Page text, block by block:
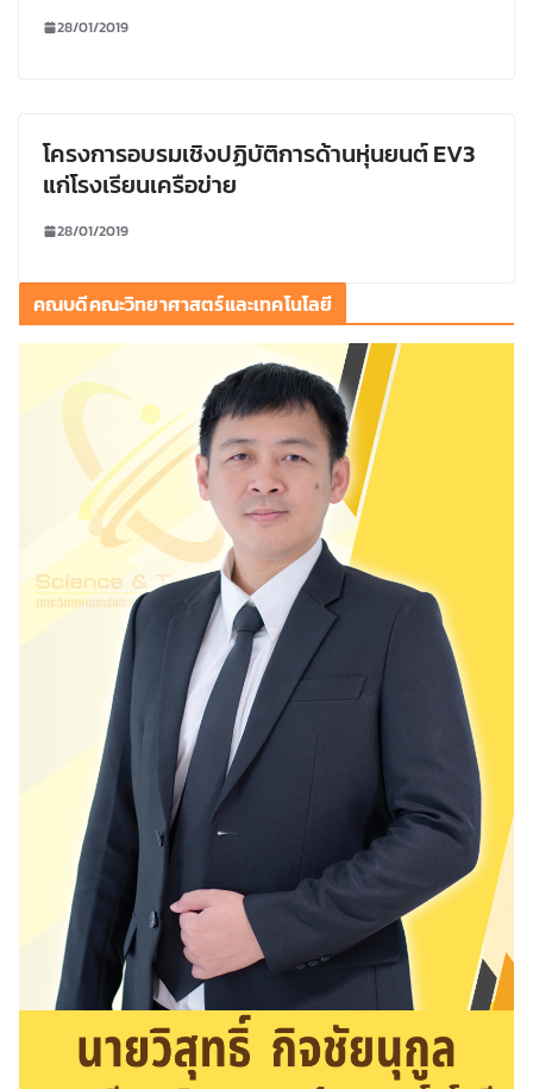
28/01/2019
โครงการอบรมเชิงปฏิบัติการด้านหุ่นยนต์ EV3
แก่โรงเรียนเครือข่าย
28/01/2019
คณบดีคณะวิทยาศาสตร์และเทคโนโลยี